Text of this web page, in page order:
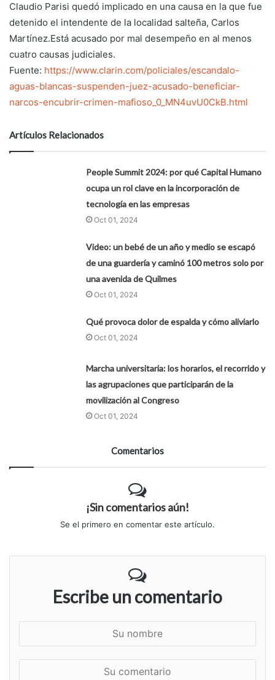
Claudio Parisi quedó implicado en una causa en la que fue
detenido el intendente de la localidad salteña, Carlos
Martínez.Está acusado por mal desempeño en al menos
cuatro causas judiciales.
Fuente: https://www.clarin.com/policiales/escandalo-
aguas-blancas-suspenden-juez-acusado-beneficiar-
narcos-encubrir-crimen-mafioso_0_MN4uvU0CkB.html
Artículos Relacionados
People Summit 2024: por qué Capital Humano
ocupa un rol clave en la incorporación de
tecnología en las empresas
Oct 01, 2024
Video: un bebé de un año y medio se escapó
de una guardería y caminó 100 metros solo por
una avenida de Quilmes
Oct 01, 2024
Qué provoca dolor de espalda y cómo aliviarlo
Oct 01, 2024
Marcha universitaria: los horarios, el recorrido y
las agrupaciones que participarán de la
movilización al Congreso
Oct 01, 2024
Comentarios
¡Sin comentarios aún!
Se el primero en comentar este artículo.
Escribe un comentario